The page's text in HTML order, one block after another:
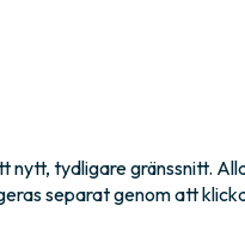
tydligare gränssnitt.
separat genom att